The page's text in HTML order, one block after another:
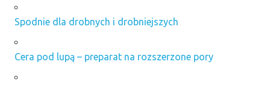
Spodnie dla drobnych i drobniejszych
Cera pod lupą – preparat na rozszerzone pory